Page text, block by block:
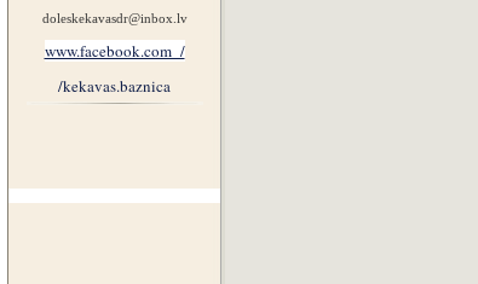
doleskekavasdr@inbox.lv
www.facebook.com /
/kekavas.baznica